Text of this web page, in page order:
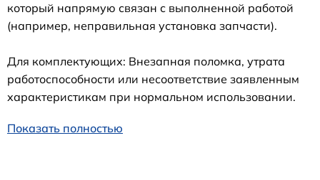
который напрямую связан с выполненной работой
(например, неправильная установка запчасти).
Для комплектующих: Внезапная поломка, утрата
работоспособности или несоответствие заявленным
характеристикам при нормальном использовании.
Показать полностью